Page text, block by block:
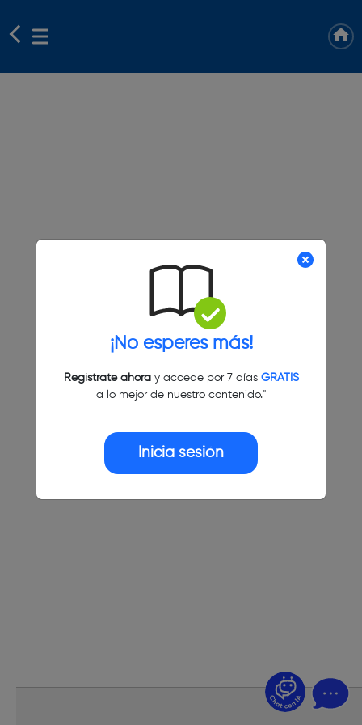
¡No esperes más!
Regístrate ahoray accede por 7 días GRATIS
a lo mejor de nuestro contenido."
Inicia sesión